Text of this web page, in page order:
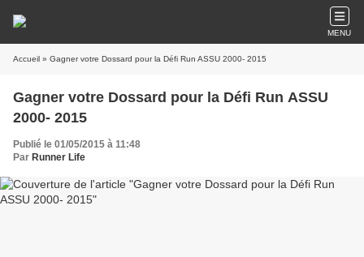
MENU
Accueil » Gagner votre Dossard pour la Défi Run ASSU 2000- 2015
Gagner votre Dossard pour la Défi Run ASSU
2000- 2015
Publié le 01/05/2015 à 11:48
Par Runner Life